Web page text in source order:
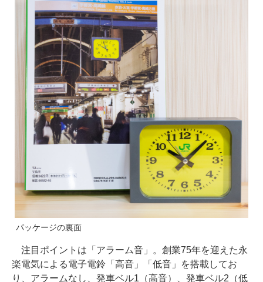
パッケージの裏面
注目ポイントは「アラーム音」。創業75年を迎えた永
楽電気による電子電鈴「高音」「低音」を搭載してお
り、アラームなし、発車ベル1（高音）、発車ベル2（低